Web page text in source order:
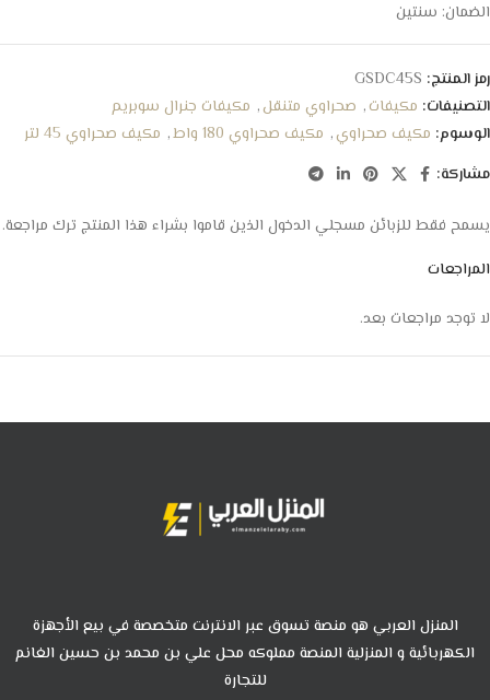
الضمان: سنتين
رمز المنتج: GSDC45S
التصنيفات: مكيفات, صحراوي متنقل, مكيفات جنرال سوبريم
الوسوم: مكيف صحراوي, مكيف صحراوي 180 واط , مكيف صحراوي 45 لتر
مشاركة:
المراجعات
لا توجد مراجعات بعد.
يسمح فقط للزبائن مسجلي الدخول الذين قاموا بشراء هذا المنتج ترك مراجعة.
المنزل العربي هو منصة تسوق عبر الانترنت متخصصة في بيع الأجهزة
الكهربائية و المنزلية المنصة مملوكه محل علي بن محمد بن حسين الغانم
للتجارة